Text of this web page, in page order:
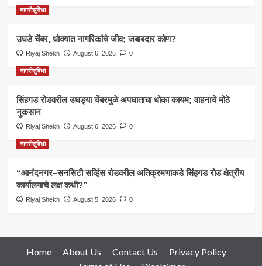
नागरीसुविधा
उघडे चेंबर, धोक्यात नागरिकांचे जीव; जबाबदार कोण?
Riyaj Shekh August 6, 2026 0
नागरीसुविधा
सिंहगड रोडवरील उघड्या चेंबरमुळे अपघाताचा धोका कायम; वाहनाचे मोठे
नुकसान
Riyaj Shekh August 6, 2026 0
नागरीसुविधा
“आनंदनगर–सनसिटी सर्व्हिस रोडवरील अतिक्रमणाकडे सिंहगड रोड क्षेत्रीय
कार्यालयाचे लक्ष कधी?”
Riyaj Shekh August 5, 2026 0
Home About Us Contact Us
Privacy Policy